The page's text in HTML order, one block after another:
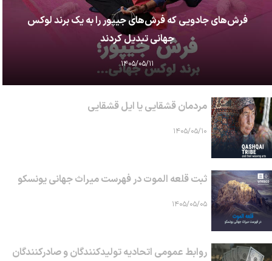
فرش‌های جادویی که فرش‌های جیپور را به یک برند لوکس
جهانی تبدیل کردند
۱۴۰۵/۰۵/۱۱
مردمان قشقایی یا ایل قشقایی
۱۴۰۵/۰۵/۱۰
ثبت قلعه الموت در فهرست میراث جهانی یونسکو
۱۴۰۵/۰۵/۰۵
روابط عمومی اتحادیه تولیدکنندگان و صادرکنندگان